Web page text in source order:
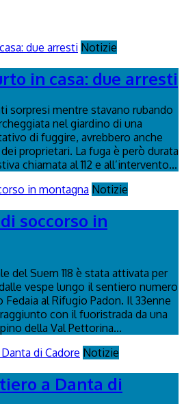
Notizie
in casa: due arresti
sorpresi mentre stavano rubando
nel giardino di una
di fuggire, avrebbero anche
proprietari. La fuga è però durata
chiamata al 112 e all’intervento...
Notizie
soccorso in
del Suem 118 è stata attivata per
vespe lungo il sentiero numero
Fedaia al Rifugio Padon. Il 33enne
con il fuoristrada da una
della Val Pettorina...
Notizie
a Danta di